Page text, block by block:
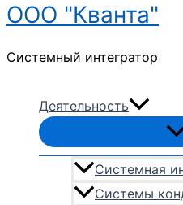
ООО "Кванта"
Системный интегратор
Деятельность
Системная
Системы